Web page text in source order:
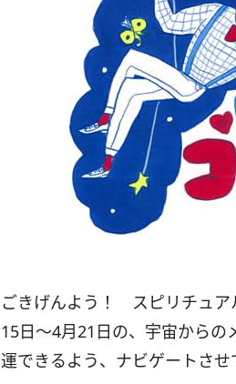
ごきげんよう！ スピリチュ
15日〜4月21 日の、宇宙からの
運できるよう、ナビゲートさ